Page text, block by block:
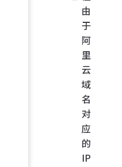
由
于
阿
里
云
域
名
对
应
的
IP